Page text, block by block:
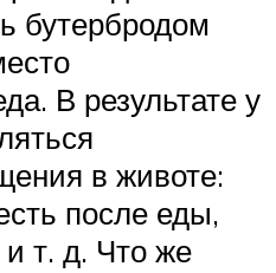
бутербродом
В результате у
в животе:
после еды,
т. д. Что же